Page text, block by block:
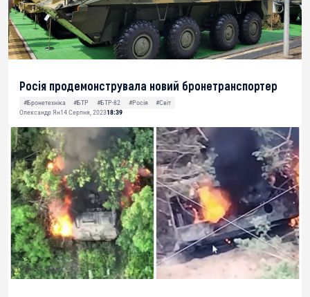
Росія продемонструвала новий бронетранспортер
#Бронетехніка #БТР #БТР-82 #Росія
#Світ
Олександр Ян14 Серпня, 202318:39